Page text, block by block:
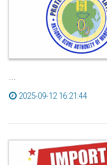
...
2025-09-12 16:21:44